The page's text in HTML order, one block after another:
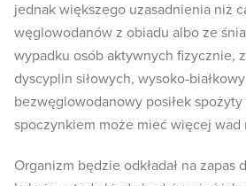
jednak większego uzasadnienia niż
węglowodanów z obiadu albo ze
wypadku osób aktywnych fizycznie,
dyscyplin siłowych, wysoko-
bezwęglowodanowy posiłek
spoczynkiem może mieć więcej wad
Organizm będzie odkładał na zapas